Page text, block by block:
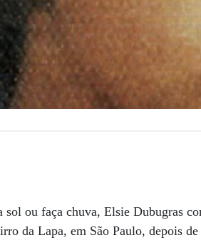
sol ou faça chuva, Elsie Dubugras
da Lapa, em São Paulo, depois